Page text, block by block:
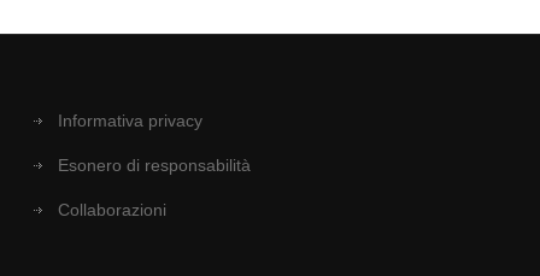
Informativa privacy
Esonero di responsabilità
Collaborazioni